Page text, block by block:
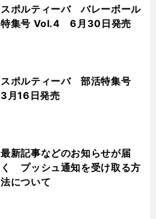
スポルティーバ バレーボール
特集号 Vol.4 6月30日発売
スポルティーバ 部活特集号
3月16日発売
最新記事などのお知らせが届
く プッシュ通知を受け取る方
法について